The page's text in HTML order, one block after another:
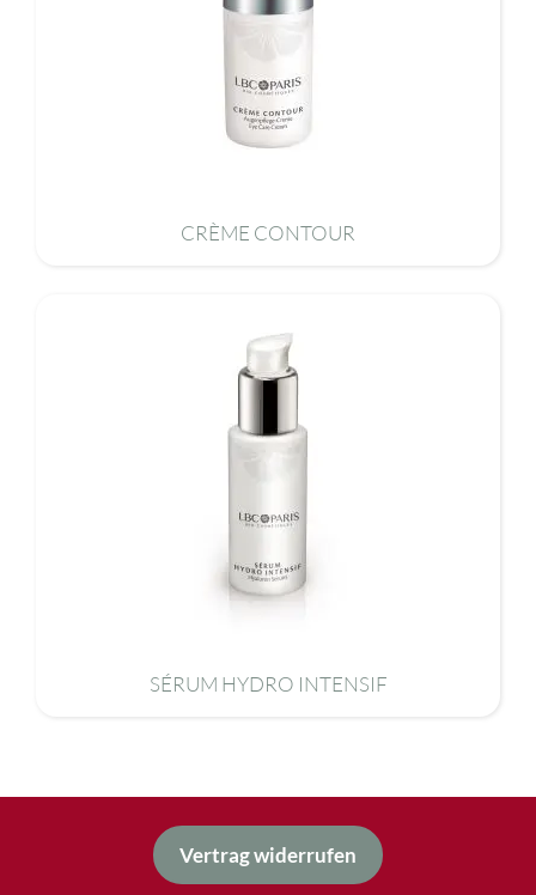
CRÈME CONTOUR
SÉRUM HYDRO INTENSIF
Vertrag widerrufen